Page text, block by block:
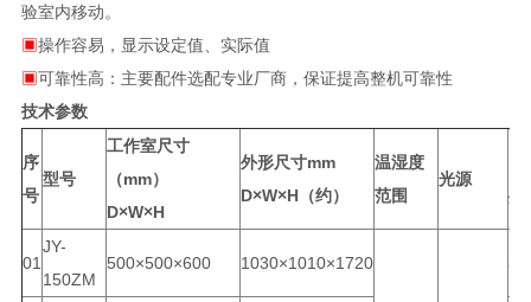
验室内移动。
▣操作容易，显示设定值、实际值
▣可靠性高：主要配件选配专业厂商，保证提高整机可靠性
技术参数
序
号
型号
工作室尺寸
（mm）
D×W×H
外形尺寸mm
D×W×H（约）
温湿度
范围
光源
共
01
JY-
150ZM
500×500×600 1030×1010×1720